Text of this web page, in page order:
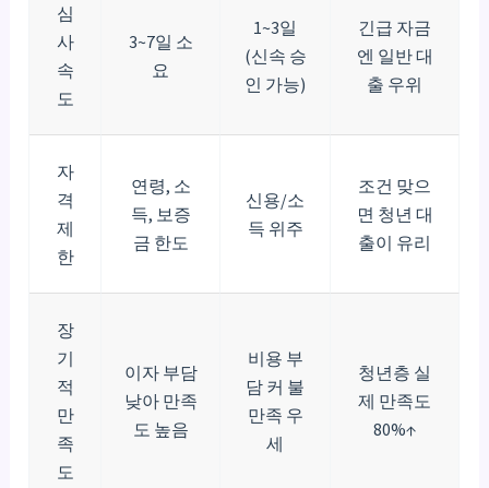
심
사
속
도
3~7일 소
요
1~3일
(신속 승
인 가능)
긴급 자금
엔 일반 대
출 우위
자
격
제
한
연령, 소
득, 보증
금 한도
신용/소
득 위주
조건 맞으
면 청년 대
출이 유리
장
기
적
만
족
도
이자 부담
낮아 만족
도 높음
비용 부
담 커 불
만족 우
세
청년층 실
제 만족도
80%↑